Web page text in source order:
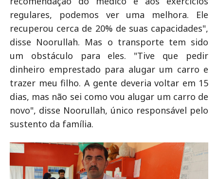
regulares, podemos ver uma melhora. Ele
recuperou cerca de 20% de suas capacidades",
disse Noorullah. Mas o transporte tem sido
um obstáculo para eles. "Tive que pedir
dinheiro emprestado para alugar um carro e
trazer meu filho. A gente deveria voltar em 15
dias, mas não sei como vou alugar um carro de
novo", disse Noorullah, único responsável pelo
sustento da família.